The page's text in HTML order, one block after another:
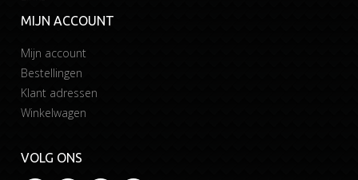
MIJN ACCOUNT
Mijn account
Bestellingen
Klant adressen
Winkelwagen
VOLG ONS